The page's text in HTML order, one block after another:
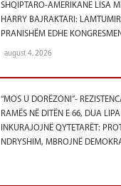
SHQIPTARO-AMERIKANE LISA
HARRY BAJRAKTARI:
PRANISHËM EDHE
august 4, 2026
“MOS U DORËZONI”-
RAMËS NË DITËN E 66, DUA LIPA
INKURAJOJNË QYTETARËT:
NDRYSHIM, MBROJNË